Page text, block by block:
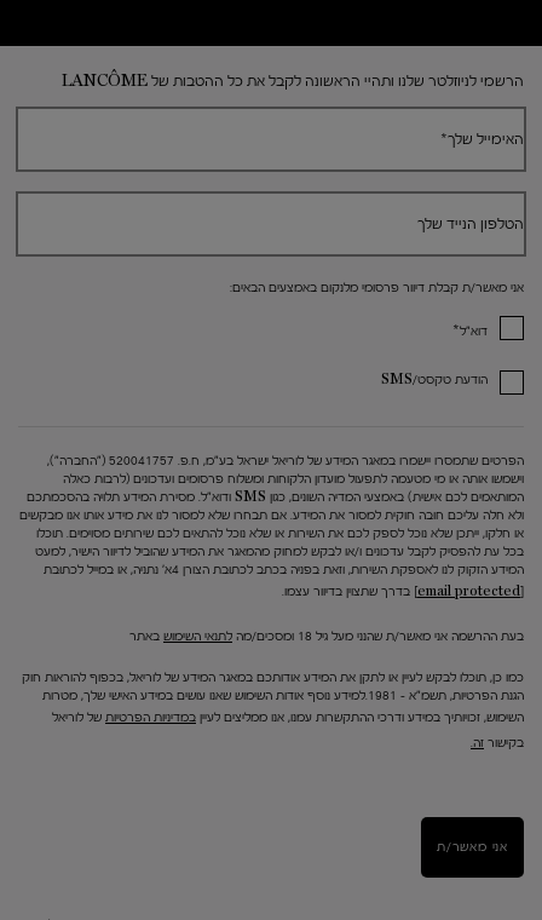
הרשמי לניוזלטר שלנו ותהיי הראשונה לקבל את כל ההטבות של LANCÔME
האימייל שלך*
הטלפון הנייד שלך
אני מאשר/ת קבלת דיוור פרסומי מלנקום באמצעים הבאים:
דוא"ל*
הודעת טקסט/SMS
הפרטים שתמסרו יישמרו במאגר המידע של לוריאל ישראל בע"מ, ח.פ. 520041757 ("החברה"),
וישמשו אותה או מי מטעמה לתפעול מועדון הלקוחות ומשלוח פרסומים ועדכונים (לרבות כאלה
המותאמים לכם אישית) באמצעי המדיה השונים, כגון SMS ודוא"ל. מסירת המידע תלויה בהסכמתכם
ולא חלה עליכם חובה חוקית למסור את המידע. אם תבחרו שלא למסור לנו את מידע אותו אנו מבקשים
או חלקו, ייתכן שלא נוכל לספק לכם את השירות או שלא נוכל להתאים לכם שירותים מסוימים. תוכלו
בכל עת להפסיק לקבל עדכונים ו/או לבקש למחוק מהמאגר את המידע שהוביל לדיוור הישיר, למעט
המידע הזקוק לנו לאספקת השירות, וזאת בפניה בכתב לכתובת הצורן 4א' נתניה, או במייל לכתובת
[email protected]
בדרך שתצוין בדיוור עצמו.
בעת ההרשמה אני מאשר/ת שהנני מעל גיל 18 ומסכים/מה לתנאי השימוש באתר
כמו כן, תוכלו לבקש לעיין או לתקן את המידע אודותכם במאגר המידע של לוריאל, בכפוף להוראות חוק
הגנת הפרטיות, תשמ"א – 1981.למידע נוסף אודות השימוש שאנו עושים במידע האישי שלך, מטרות
השימוש, זכויותיך במידע ודרכי ההתקשרות עמנו, אנו ממליצים לעיין במדיניות הפרטיות של לוריאל
בקישור זה.
אני מאשר/ת